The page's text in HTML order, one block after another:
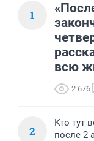
1
всю
2 676
2
Кто тут
после 2